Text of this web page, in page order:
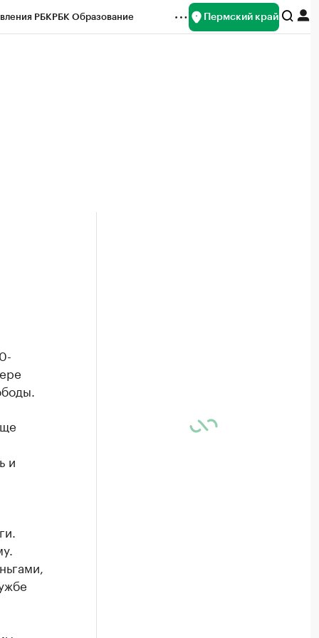
РБКРБК Образование Пермский край
и